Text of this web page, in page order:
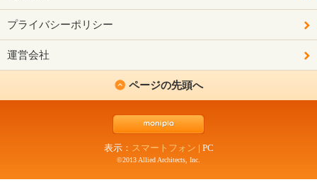
プライバシーポリシー
運営会社
ページの先頭へ
表示： スマートフォン | PC
©2013 Allied Architects, Inc.